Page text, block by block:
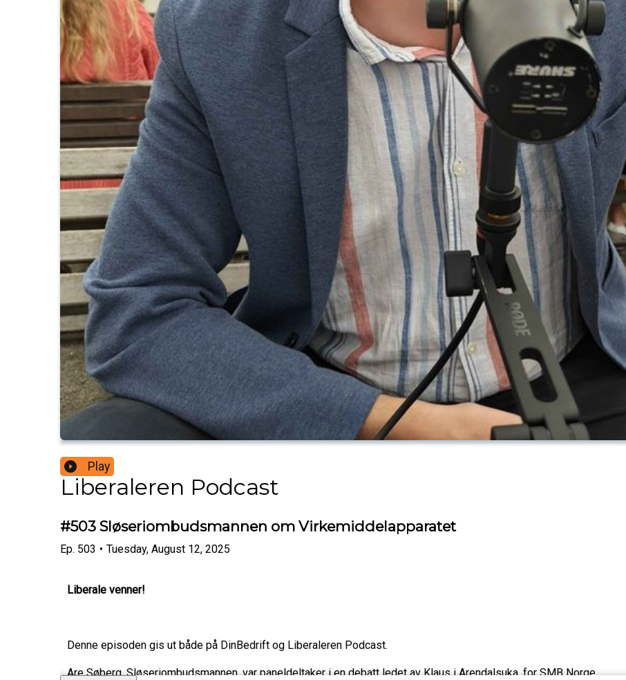
Play
Liberaleren Podcast
#503 Sløseriombudsmannen om Virkemiddelapparatet
Ep. 503 • Tuesday, August 12, 2025
Liberale venner!
Denne episoden gis ut både på DinBedrift og Liberaleren Podcast.
Are Søberg, Sløseriombudsmannen, var paneldeltaker i en debatt ledet av Klaus i Arendalsuka, for SMB Norge.